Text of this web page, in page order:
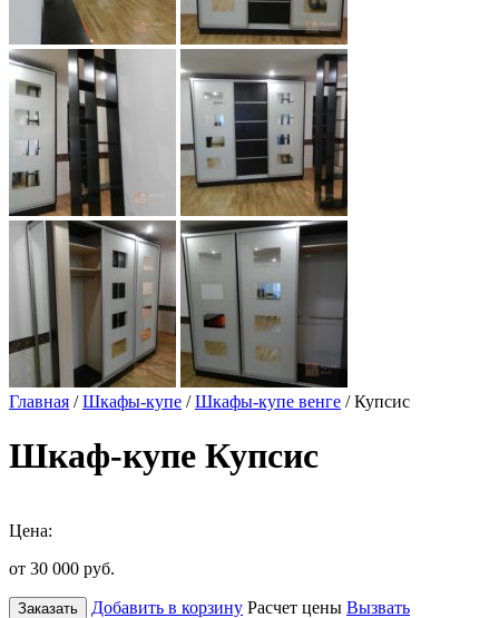
Главная /Шкафы-купе /Шкафы-купе венге / Купсис
Шкаф-купе Купсис
Цена:
от 30 000 руб.
Заказать Добавить в корзину Расчет цены Вызвать